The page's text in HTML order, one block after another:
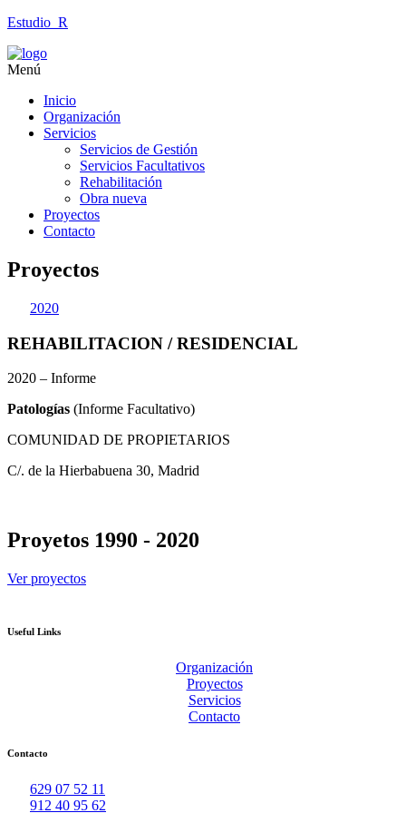
Estudio_R
Menú
Inicio
Organización
Servicios
Servicios de Gestión
Servicios Facultativos
Rehabilitación
Obra nueva
Proyectos
Contacto
Proyectos
2020
REHABILITACION / RESIDENCIAL
2020 – Informe
Patologías (Informe Facultativo)
COMUNIDAD DE PROPIETARIOS
C/. de la Hierbabuena 30, Madrid
Proyetos 1990 - 2020
Ver proyectos
Useful Links
Organización
Proyectos
Servicios
Contacto
Contacto
629 07 52 11
912 40 95 62